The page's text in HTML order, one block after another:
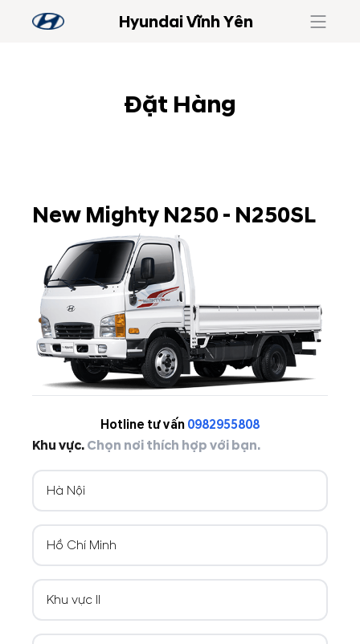
Hyundai Vĩnh Yên
Đặt Hàng
New Mighty N250 - N250SL
Hotline tư vấn 0982955808
Khu vực. Chọn nơi thích hợp với bạn.
Hà Nội
Hồ Chí Minh
Khu vực II